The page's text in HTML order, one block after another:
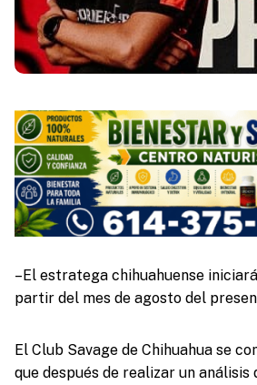
–El estratega chihuahuense
partir del mes de agosto del
El Club Savage de Chihuahua se
que después de realizar un